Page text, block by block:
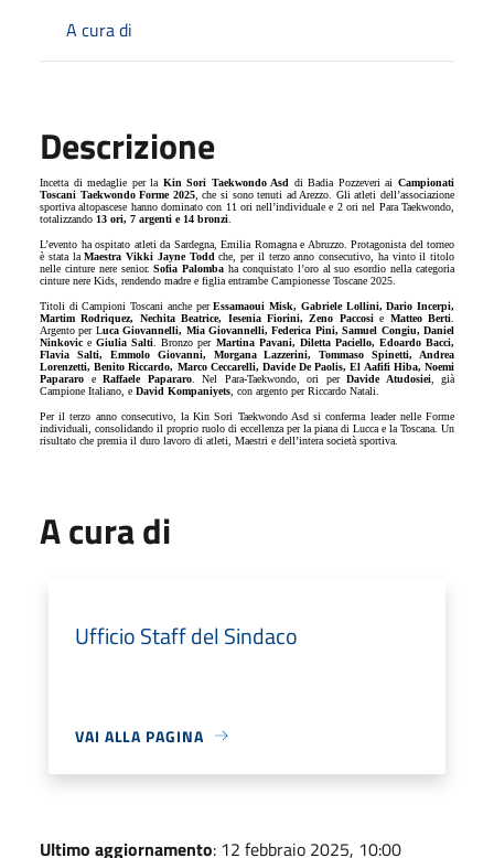
A cura di
Descrizione
Incetta di medaglie per la Kin Sori Taekwondo Asd di Badia Pozzeveri aiCampionati
Toscani Taekwondo Forme 2025, che si sono tenuti ad Arezzo. Gli atleti dell’associazione
sportiva altopascese hanno dominato con 11 ori nell’individuale e 2 ori nel Para Taekwondo,
totalizzando 13 ori, 7 argenti e 14 bronzi
L’evento ha ospitato atleti da Sardegna, Emilia Romagna e Abruzzo. Protagonista del torneo
è stata laMaestra Vikki Jayne Todd che, per il terzo anno consecutivo, ha vinto il titolo
nelle cinture nere senior.Sofia Palomba ha conquistato l’oro al suo esordio nella categoria
cinture nere Kids, rendendo madre e figlia entrambe Campionesse Toscane 2025.
Titoli di Campioni Toscani anche perEssamaoui Misk, Gabriele Lollini, Dario Incerpi,
Martim Rodriquez, Nechita Beatrice, Iesenia Fiorini, Zeno Paccosie Matteo Berti
Argento per Luca Giovannelli, Mia Giovannelli, Federica Pini, Samuel Congiu, Daniel
Ninkovice Giulia Salti . Bronzo per Martina Pavani, Diletta Paciello, Edoardo Bacci,
Flavia Salti, Emmolo Giovanni, Morgana Lazzerini, Tommaso Spinetti, Andrea
Lorenzetti, Benito Riccardo, Marco Ceccarelli, Davide De Paolis, El Aafifi Hiba, Noemi
Papararo eRaffaele Papararo. Nel Para-Taekwondo, ori per Davide Atudosiei, già
Campione Italiano, e David Kompaniyets , con argento per Riccardo Natali.
Per il terzo anno consecutivo, la Kin Sori Taekwondo Asd si conferma leader nelle Forme
individuali, consolidando il proprio ruolo di eccellenza per la piana di Lucca e la Toscana. Un
risultato che premia il duro lavoro di atleti, Maestri e dell’intera società sportiva.
A cura di
Ufficio Staff del Sindaco
VAI ALLA PAGINA
Ultimo aggiornamento: 12 febbraio 2025, 10:00